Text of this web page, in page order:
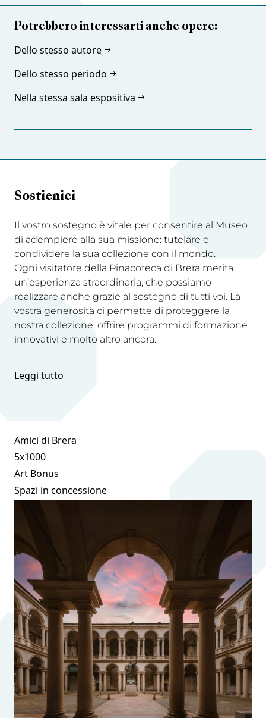
Potrebbero interessarti anche opere:
Dello stesso autore
Dello stesso periodo
Nella stessa sala espositiva
Sostienici
Il vostro sostegno è vitale per consentire al Museo
di adempiere alla sua missione: tutelare e
condividere la sua collezione con il mondo.
Ogni visitatore della Pinacoteca di Brera merita
un’esperienza straordinaria, che possiamo
realizzare anche grazie al sostegno di tutti voi. La
vostra generosità ci permette di proteggere la
nostra collezione, offrire programmi di formazione
innovativi e molto altro ancora.
Leggi tutto
Amici di Brera
5x1000
Art Bonus
Spazi in concessione